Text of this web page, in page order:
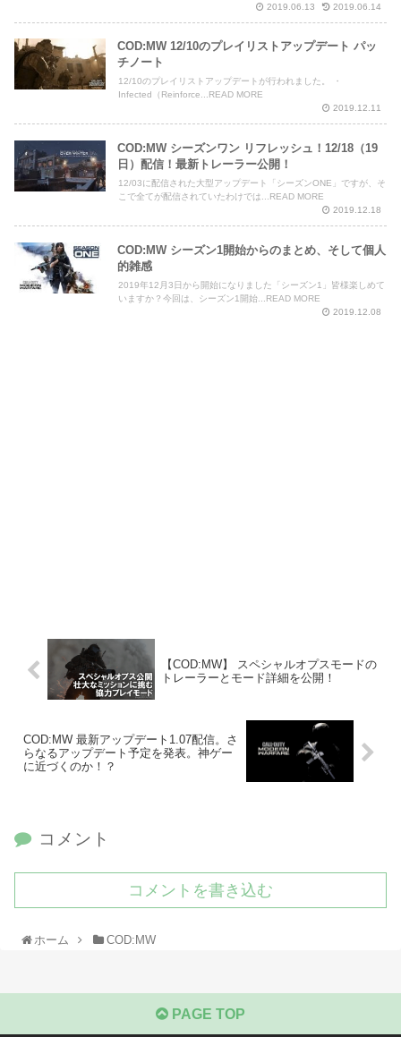
2019.06.13
2019.06.14
COD:MW 12/10のプレイリストアップデート パッ
チノート
12/10のプレイリストアップデートが行われました。 ・
Infected（Reinforce...READ MORE
2019.12.11
COD:MW シーズンワン リフレッシュ！12/18（19
日）配信！最新トレーラー公開！
12/03に配信された大型アップデート「シーズンONE」ですが、そ
こで全てが配信されていたわけでは...READ MORE
2019.12.18
COD:MW シーズン1開始からのまとめ、そして個人
的雑感
2019年12月3日から開始になりました「シーズン1」皆様楽しめて
いますか？今回は、シーズン1開始...READ MORE
2019.12.08
【COD:MW】 スペシャルオプスモードの
トレーラーとモード詳細を公開！
COD:MW 最新アップデート1.07配信。さ
らなるアップデート予定を発表。神ゲー
に近づくのか！？
コメント
コメントを書き込む
ホーム COD:MW
PAGE TOP